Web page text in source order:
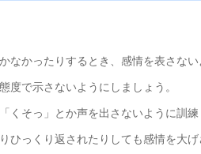
なかったりするとき、感情を表さない
度で示さないようにしましょう。
くそっ」とか声を出さないように訓練
ひっくり返されたりしても感情を大げ